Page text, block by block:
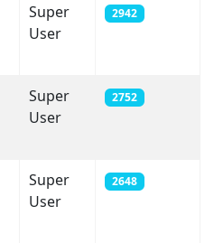
Super
User
2942
Super
User
2752
Super
User
2648